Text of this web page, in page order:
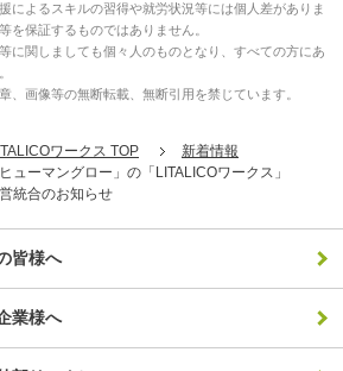
によるスキルの習得や就労状況等には個人差がありま
を保証するものではありません。
に関しましても個々人のものとなり、すべての方にあ
、画像等の無断転載、無断引用を禁じています。
ワークス TOP
新着情報
ューマングロー」の「LITALICOワークス」
統合のお知らせ
皆様へ
業様へ